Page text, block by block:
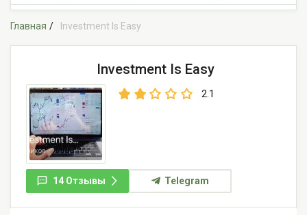
Главная Investment Is Easy
Investment Is Easy
2.1
14 Отзывы Telegram